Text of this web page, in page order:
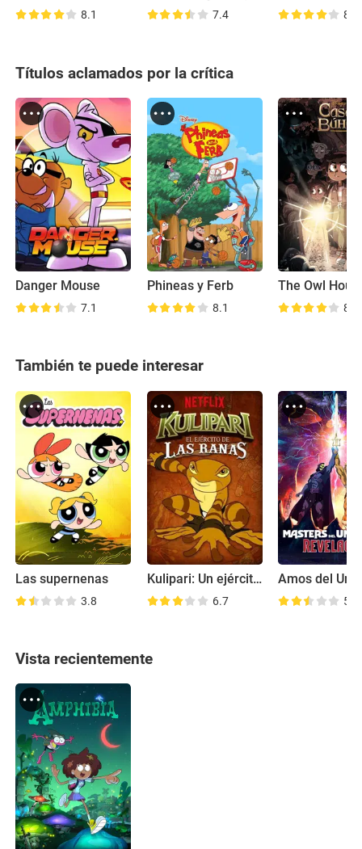
8.1 7.4 8.6
Títulos aclamados por la crítica
Danger Mouse
7.1
Phineas y Ferb
8.1 8.7
También te puede interesar
Las supernenas
3.8
Kulipari: Un ejército de ranas
6.7 5.9
Vista recientemente